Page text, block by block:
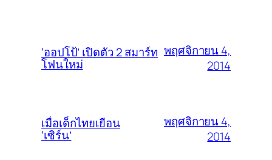
‘ออปโป้’ เปิดตัว 2 สมาร์ท
โฟนใหม่
พฤศจิกายน 4,
2014
เมื่อเด็กไทยเยือน
‘เซิร์น’
พฤศจิกายน 4,
2014